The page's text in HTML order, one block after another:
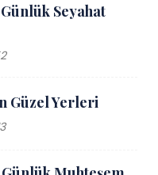
Seyahat
Güzel Yerleri